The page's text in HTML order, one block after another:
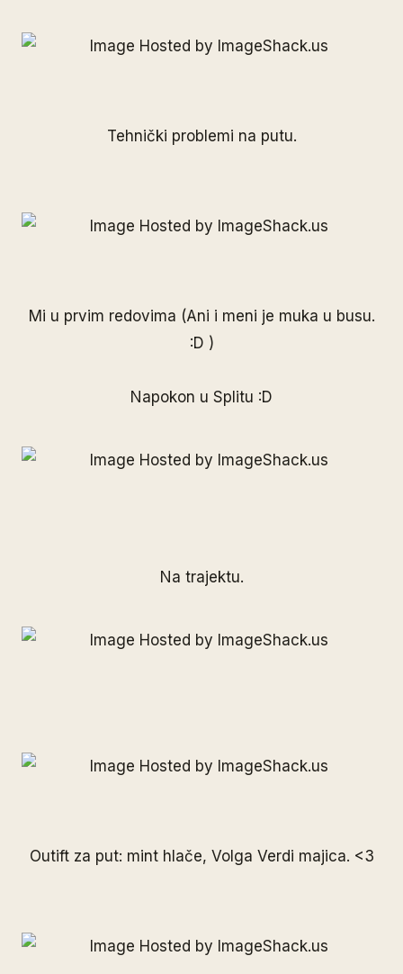
Tehnički problemi na putu.
Mi u prvim redovima (Ani i meni je muka u busu.
:D )
Napokon u Splitu :D
Na trajektu.
Outift za put: mint hlače, Volga Verdi majica. <3